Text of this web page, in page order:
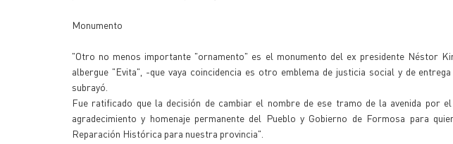
Monumento
"Otro no menos importante "ornamento" es el monumento del ex presidente Néstor
albergue "Evita", -que vaya coincidencia es otro emblema de justicia social y de
subrayó.
Fue ratificado que la decisión de cambiar el nombre de ese tramo de la avenida por
agradecimiento y homenaje permanente del Pueblo y Gobierno de Formosa para
Reparación Histórica para nuestra provincia".